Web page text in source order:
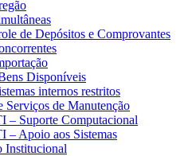
de Depósitos e Comprovantes
Disponíveis
internos restritos
Serviços de Manutenção
– Suporte Computacional
– Apoio aos Sistemas
Institucional